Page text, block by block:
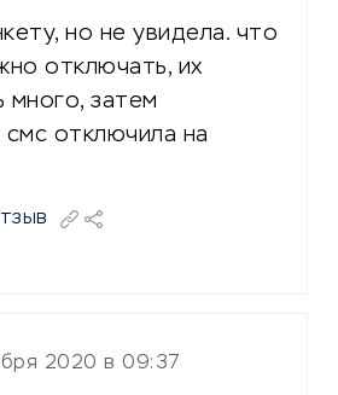
но не увидела. что
отключать, их
много, затем
смс отключила на
2020 в 09:37